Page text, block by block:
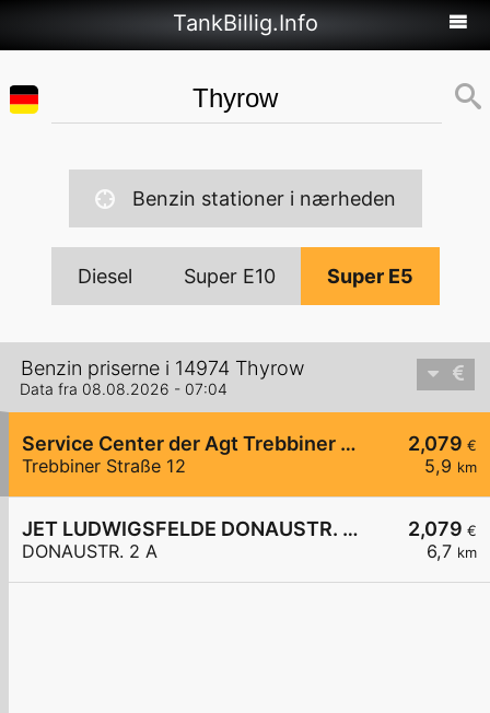
TankBillig.Info
Benzin stationer i nærheden
Diesel Super E10 Super E5
Benzin priserne i 14974 Thyrow
Data fra 08.08.2026 - 07:04
2,079 €
5,9 km
Service Center der Agt Trebbiner Straße 12
Trebbiner Straße 12
2,079 €
6,7 km
JET LUDWIGSFELDE DONAUSTR. 2 A
DONAUSTR. 2 A